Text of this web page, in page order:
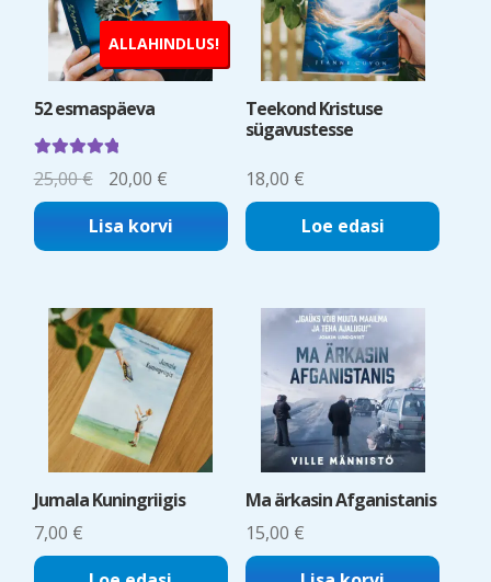
ALLAHINDLUS!
52 esmaspäeva
5.00
25,00€
Algne
hind
oli:
20,00 €Current
price
is:
Lisa korvi
Teekond Kristuse
sügavustesse
18,00 €
Loe edasi
Jumala Kuningriigis
7,00 €
Ma ärkasin Afganistanis
15,00 €